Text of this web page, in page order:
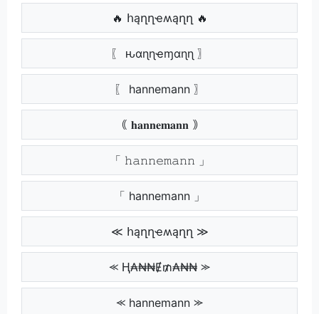
🔥 հąղղҽʍąղղ 🔥
〖 ԋαɳɳҽɱαɳɳ 〗
〖 hannemann 〗
｟ 𝐡𝐚𝐧𝐧𝐞𝐦𝐚𝐧𝐧 ｠
「 𝚑𝚊𝚗𝚗𝚎𝚖𝚊𝚗𝚗 」
「 hannemann 」
≪ հąղղҽʍąղղ ≫
⪻ Ⱨ₳₦₦Ɇ₥₳₦₦ ⪼
⪻ hannemann ⪼